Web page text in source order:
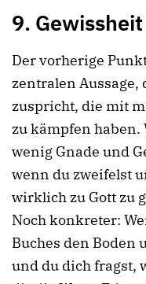
9.
Der vorherige
zentralen
zuspricht, die mit
zu kämpfen
wenig Gnade und
wenn du zweifelst
wirklich zu Gott zu
Noch konkreter:
Buches den Boden
und du dich fragst,